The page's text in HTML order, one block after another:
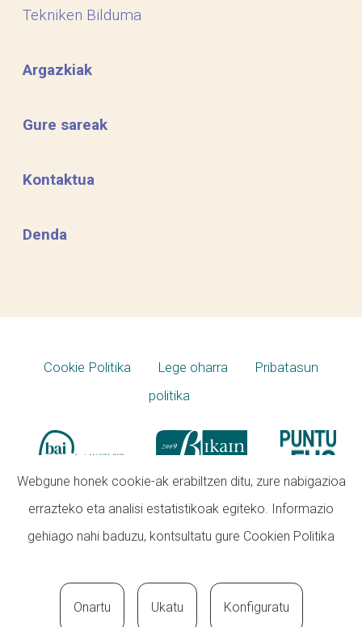
Tekniken Bilduma
Argazkiak
Gure sareak
Kontaktua
Denda
Cookie Politika Lege oharra
Pribatasun
politika
Webgune honek cookie-ak erabiltzen ditu, zure nabigazioa
errazteko eta analisi estatistikoak egiteko. Informazio
gehiago nahi baduzu, kontsultatu gure Cookien Politika
Onartu Ukatu Konfiguratu